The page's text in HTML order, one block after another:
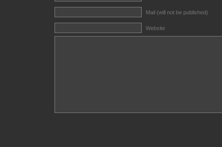
Mail (will not be published)
Website